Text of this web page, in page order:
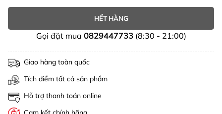
HẾT HÀNG
Gọi đặt mua 0829447733(8:30 - 21:00)
Giao hàng toàn quốc
Tích điểm tất cả sản phẩm
Hỗ trợ thanh toán online